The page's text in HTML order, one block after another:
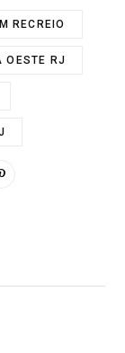
RECREIO
OESTE RJ